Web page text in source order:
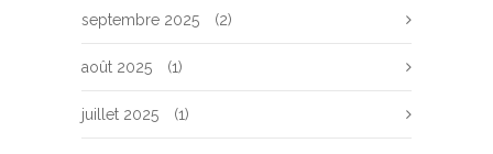
septembre 2025 (2)
août 2025 (1)
juillet 2025 (1)